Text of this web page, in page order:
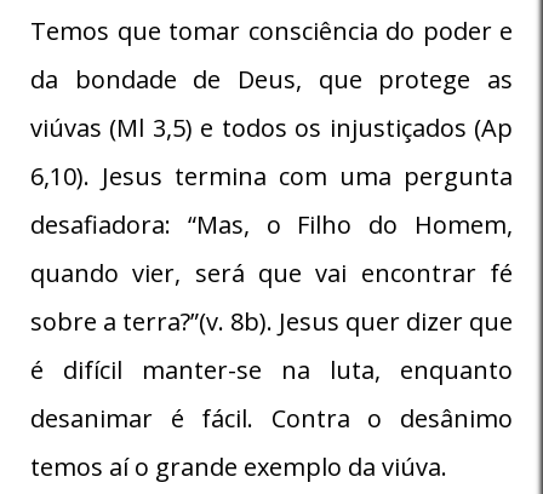
Temos que tomar consciência do poder e
da bondade de Deus, que protege as
viúvas (Ml 3,5) e todos os injustiçados (Ap
6,10). Jesus termina com uma pergunta
desafiadora: “Mas, o Filho do Homem,
quando vier, será que vai encontrar fé
sobre a terra?”(v. 8b). Jesus quer dizer que
é difícil manter-se na luta, enquanto
desanimar é fácil. Contra o desânimo
temos aí o grande exemplo da viúva.